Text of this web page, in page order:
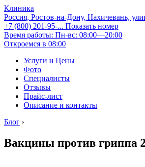
Клиника
Россия, Ростов-на-Дону, Нахичевань,
+7 (800) 201-95-... Показать номер
Время работы: Пн-вс: 08:00—20:00
Откроемся в 08:00
Услуги и Цены
Фото
Специалисты
Отзывы
Прайс-лист
Описание и контакты
Блог ›
Вакцины против гриппа